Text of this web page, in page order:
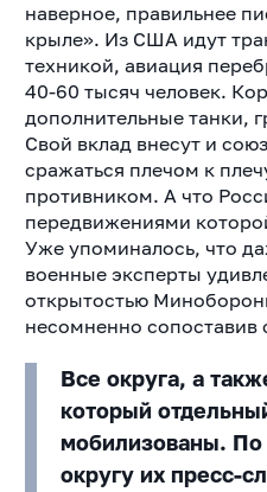
наверное, правильнее
крыле». Из США идут
техникой, авиация
40-60 тысяч человек.
дополнительные танки,
Свой вклад внесут и
сражаться плечом к
противником. А что
передвижениями
Уже упоминалось, что
военные эксперты
открытостью
несомненно
Все округа, а
который
мобилизованы.
округу их пресс-